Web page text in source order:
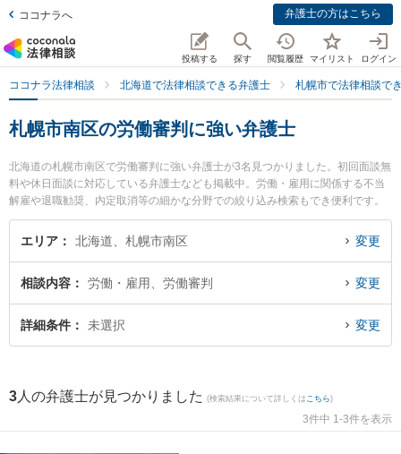
ココナラへ 弁護士の方はこちら
投稿する 探す 閲覧履歴 マイリスト ログイン
ココナラ法律相談 北海道で法律相談できる弁護士 札幌市で法律相談で
札幌市南区の労働審判に強い弁護士
北海道の札幌市南区で労働審判に強い弁護士が3名見つかりました。初回面談無
料や休日面談に対応している弁護士なども掲載中。労働・雇用に関係する不当
解雇や退職勧奨、内定取消等の細かな分野での絞り込み検索もでき便利です。
特にまこまない法律事務所の池田 慎介弁護士や尾崎祐一法律事務所の尾崎 祐一
弁護士、まこまない法律事務所の宮下 尚也弁護士のプロフィール情報や弁護士
の実績豊富な近くの弁護士を検索したい』『初回相談無料で労働審判を法律相
談できる札幌市南区内の弁護士に相談予約したい』などでお困りの相談者さん
におすすめです。
エリア 北海道、札幌市南区 変更
相談内容 労働・雇用、労働審判 変更
詳細条件 未選択 変更
3 人の弁護士が見つかりました (検索結果について詳しくは こちら)
3件中 1-3件を表示